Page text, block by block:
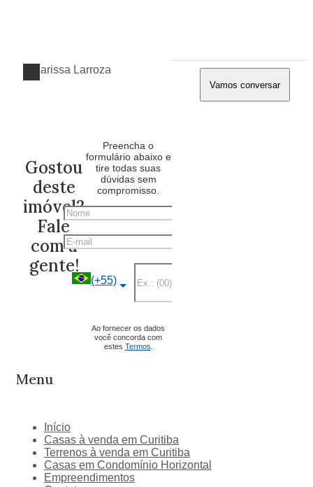
Gostou
deste
imóvel?
Fale
com a
gente!
Preencha o
formulário abaixo e
tire todas suas
dúvidas sem
compromisso.
Nome
E-mail
Telefone
(+55)
Ao fornecer os dados
você concorda com
estes Termos
Vamos conversar
Menu
Início
Casas à venda em Curitiba
Terrenos à venda em Curitiba
Casas em Condomínio Horizontal
Empreendimentos